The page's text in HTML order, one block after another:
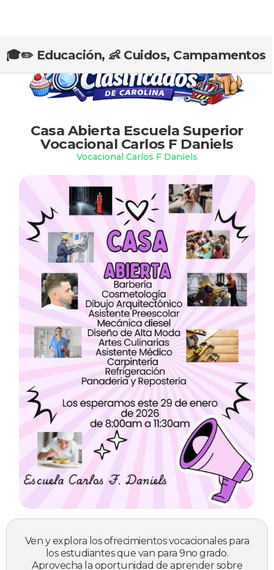
🎓✏️ Educación, 👶 Cuidos, Campamentos
Casa Abierta Escuela Superior
Vocacional Carlos F Daniels
Vocacional Carlos F Daniels
Ven y explora los ofrecimientos vocacionales para
los estudiantes que van para 9no grado.
Aprovecha la oportunidad de aprender sobre